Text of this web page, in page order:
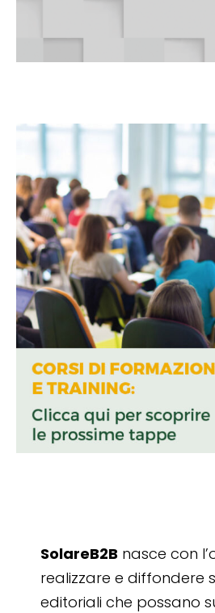
SolareB2B nasce con
realizzare e diffondere
editoriali che possano